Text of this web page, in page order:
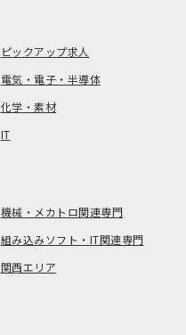
ピックアップ求人
電気・電子・半導体
化学・素材
IT
機械・メカトロ関連専門
組み込みソフト・IT関連専門
関西エリア